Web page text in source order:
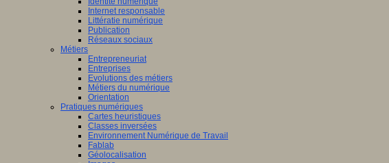
Internet responsable
Littératie numérique
Publication
Réseaux sociaux
Métiers
Entrepreneuriat
Entreprises
Evolutions des métiers
Métiers du numérique
Orientation
Pratiques numériques
Cartes heuristiques
Classes inversées
Environnement Numérique de Travail
Fablab
Géolocalisation